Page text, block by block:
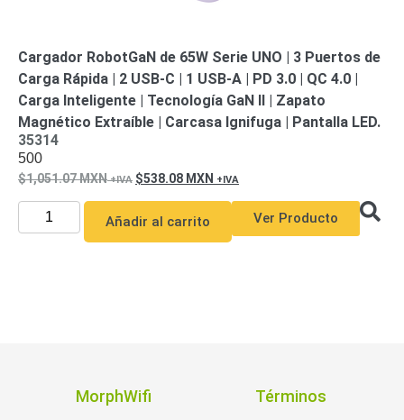
Cargador RobotGaN de 65W Serie UNO | 3 Puertos de
Carga Rápida | 2 USB-C | 1 USB-A | PD 3.0 | QC 4.0 |
Carga Inteligente | Tecnología GaN II | Zapato
Magnético Extraíble | Carcasa Ignifuga | Pantalla LED.
35314
500
1,051.07MXN 538.08 MXN
Añadir al carrito Ver Producto
MorphWifi
Términos